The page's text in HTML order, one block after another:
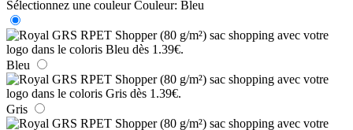
Sélectionnez une couleur Couleur: Bleu
Bleu
Gris